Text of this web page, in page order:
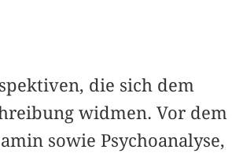
die sich dem
widmen. Vor dem
sowie Psychoanalyse,